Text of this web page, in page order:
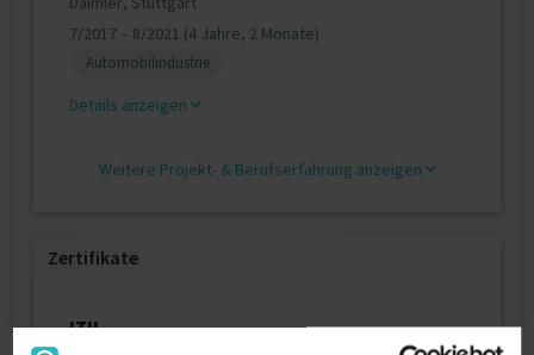
7/2017 – 8/2021 (4 Jahre, 2 Monate)
Automobilindustrie
Details anzeigen
Weitere Projekt‐ & Berufserfahrung anzeigen
Zertifikate
ITIL